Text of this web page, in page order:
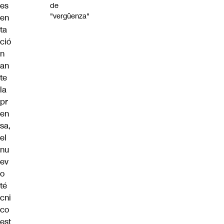
es
en
ta
ció
n
an
te
la
pr
en
sa,
el
nu
ev
o
té
cni
co
est
de
"vergüenza"